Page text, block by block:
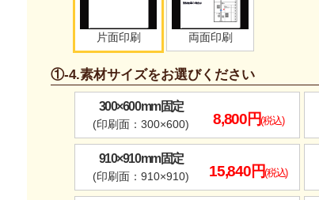
片面印刷 両面印刷
①-4.素材サイズをお選びください
300×600mm固定
(印刷面：300×600) 8,800円(税込)
910×910mm固定
(印刷面：910×910) 15,840円(税込)